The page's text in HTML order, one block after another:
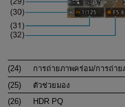
(24)
การถ่ายภาพคร่อม/การถ่า
(25)
ตัวช่วยมอง
(26)
HDR PQ